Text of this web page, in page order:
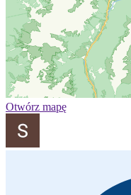
Otwórz mapę